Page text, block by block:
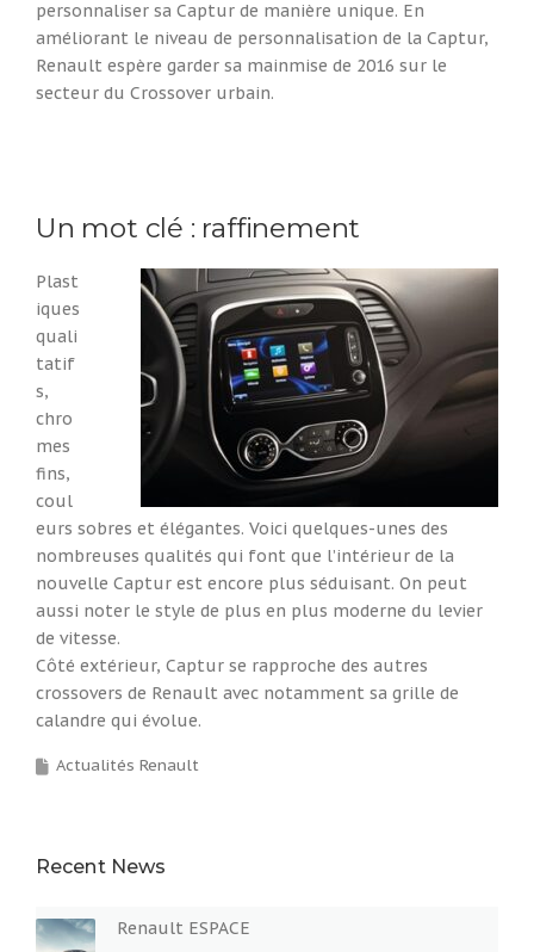
personnaliser sa Captur de manière unique. En
améliorant le niveau de personnalisation de la Captur,
Renault espère garder sa mainmise de 2016 sur le
secteur du Crossover urbain.
Un mot clé : raffinement
Plast
iques
quali
tatif
s,
chro
mes
fins,
coul
eurs sobres et élégantes. Voici quelques-unes des
nombreuses qualités qui font que l’intérieur de la
nouvelle Captur est encore plus séduisant. On peut
aussi noter le style de plus en plus moderne du levier
de vitesse.
Côté extérieur, Captur se rapproche des autres
crossovers de Renault avec notamment sa grille de
calandre qui évolue.
Actualités Renault
Recent News
Renault ESPACE